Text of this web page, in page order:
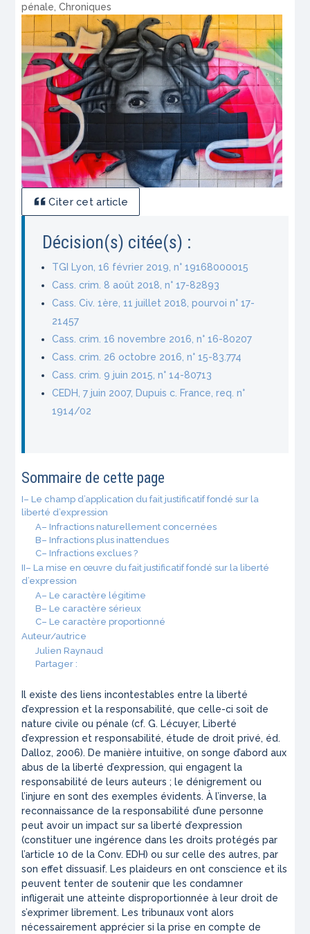
pénale ,Chroniques
Citer cet article
Décision(s) citée(s) :
TGI Lyon, 16 février 2019, n° 19168000015
Cass. crim. 8 août 2018, n° 17-82893
Cass. Civ. 1ère, 11 juillet 2018, pourvoi n° 17-
21457
Cass. crim. 16 novembre 2016, n° 16-80207
Cass. crim. 26 octobre 2016, n° 15-83.774
Cass. crim. 9 juin 2015, n° 14-80713
CEDH, 7 juin 2007, Dupuis c. France, req. n°
1914/02
Sommaire de cette page
I– Le champ d’application du fait justificatif fondé sur la
liberté d’expression
A– Infractions naturellement concernées
B– Infractions plus inattendues
C– Infractions exclues ?
II– La mise en œuvre du fait justificatif fondé sur la liberté
d’expression
A– Le caractère légitime
B– Le caractère sérieux
C– Le caractère proportionné
Auteur/autrice
Julien Raynaud
Partager :
Il existe des liens incontestables entre la liberté
d’expression et la responsabilité, que celle-ci soit de
nature civile ou pénale (cf. G. Lécuyer, Liberté
d’expression et responsabilité, étude de droit privé, éd.
Dalloz, 2006). De manière intuitive, on songe d’abord aux
abus de la liberté d’expression, qui engagent la
responsabilité de leurs auteurs ; le dénigrement ou
l’injure en sont des exemples évidents. À l’inverse, la
reconnaissance de la responsabilité d’une personne
peut avoir un impact sur sa liberté d’expression
(constituer une ingérence dans les droits protégés par
l’article 10 de la Conv. EDH) ou sur celle des autres, par
son effet dissuasif. Les plaideurs en ont conscience et ils
peuvent tenter de soutenir que les condamner
infligerait une atteinte disproportionnée à leur droit de
s’exprimer librement. Les tribunaux vont alors
nécessairement apprécier si la prise en compte de